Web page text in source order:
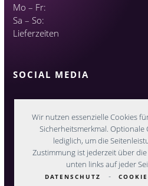
Wir nutzen essenzielle Cookies
Sicherheitsmerkmal. Optionale
lediglich, um die
Zustimmung ist jederzeit über
unten links auf jeder
DATENSCHUTZ -
Mo – Fr:
Sa – So:
Lieferzeiten
SOCIAL MEDIA